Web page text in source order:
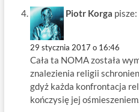
Piotr Korga pisze:
29 stycznia 2017 o 16:46
Cała ta NOMA została
znalezienia religii
gdyż każda konfrontacja
kończysię jej